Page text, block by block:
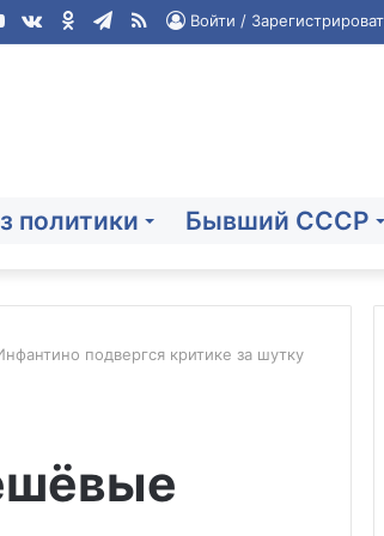
Войти /
RSS
Telegram
Одноклассники
vk.com
YouTube
политики Бывший СССР
подвергся критике за шутку
ТЦ
в